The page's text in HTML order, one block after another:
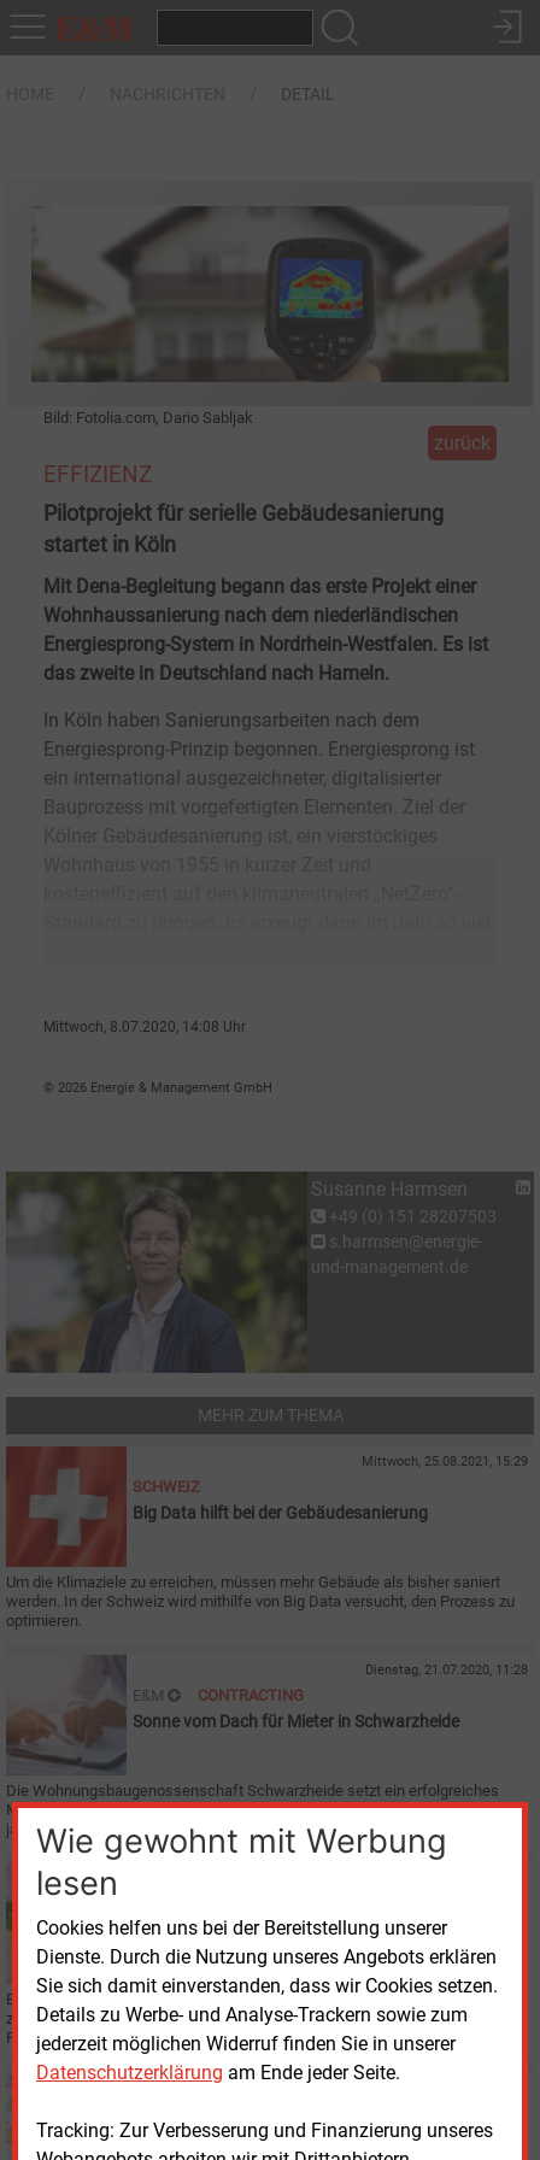
DETAIL
Wie gewohnt mit Werbung
lesen
Cookies helfen uns bei der Bereitstellung unserer
Dienste. Durch die Nutzung unseres Angebots erklären
Sie sich damit einverstanden, dass wir Cookies setzen.
Details zu Werbe- und Analyse-Trackern sowie zum
jederzeit möglichen Widerruf finden Sie in unserer
Datenschutzerklärung am Ende jeder Seite.
Tracking: Zur Verbesserung und Finanzierung unseres
Bild: Fotolia.com, Dario Sabljak
zurück
EFFIZIENZ
Pilotprojekt für serielle Gebäudesanierung
startet in Köln
Mit Dena-Begleitung begann das erste Projekt einer
Wohnhaussanierung nach dem niederländischen
Energiesprong-System in Nordrhein-Westfalen. Es ist
das zweite in Deutschland nach Hameln.
In Köln haben Sanierungsarbeiten nach dem
Energiesprong-Prinzip begonnen. Energiesprong ist
ein international ausgezeichneter, digitalisierter
Bauprozess mit vorgefertigten Elementen. Ziel der
Kölner Gebäudesanierung ist, ein vierstöckiges
Mittwoch, 8.07.2020, 14:08 Uhr
© 2026 Energie & Management GmbH
Susanne Harmsen
+49 (0) 151 28207503
s.harmsen@energie-
und-management.de
MEHR ZUM THEMA
Mittwoch, 25.08.2021, 15:29
SCHWEIZ
Big Data hilft bei der Gebäudesanierung
Um die Klimaziele zu erreichen, müssen mehr Gebäude als bisher saniert
werden. In der Schweiz wird mithilfe von Big Data versucht, den Prozess zu
optimieren.
Dienstag, 21.07.2020, 11:28
E&M CONTRACTING
Sonne vom Dach für Mieter in Schwarzheide
Die Wohnungsbaugenossenschaft Schwarzheide setzt ein erfolgreiches
Mieterstrom-Projekt von 2018 mit zehn weiteren Dächern fort und spart
jährlich 316 Tonnen CO2 gegenüber Kohlestrom.
Grüne Maschinen könnten fast 90 %
Industrietreibhausgase einsparen
Eine Studie der Boston Consulting Group (BCG) kommt im Auftrag des VDMA
zu dem Ergebnis, dass der Maschinen- und Anlagenbau ein enormes
Potenzial hat, Klimagase zu vermeiden.
Kohleausstieg zwingt zu mehr Erneuerbaren-Ausbau